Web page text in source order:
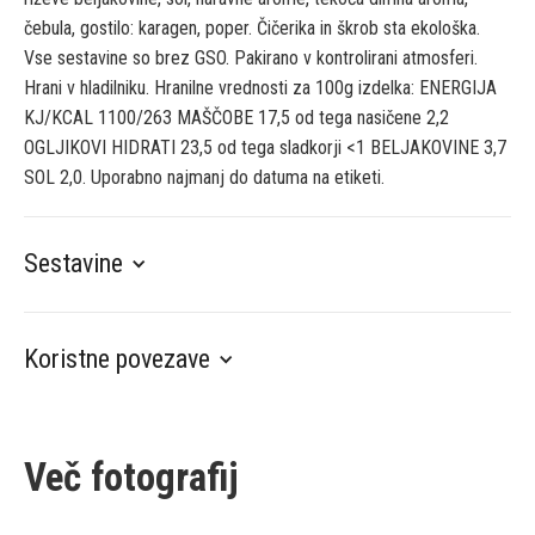
čebula, gostilo: karagen, poper. Čičerika in škrob sta ekološka.
Vse sestavine so brez GSO. Pakirano v kontrolirani atmosferi.
Hrani v hladilniku. Hranilne vrednosti za 100g izdelka: ENERGIJA
KJ/KCAL 1100/263 MAŠČOBE 17,5 od tega nasičene 2,2
OGLJIKOVI HIDRATI 23,5 od tega sladkorji <1 BELJAKOVINE 3,7
SOL 2,0. Uporabno najmanj do datuma na etiketi.
Sestavine
Koristne povezave
Več fotografij